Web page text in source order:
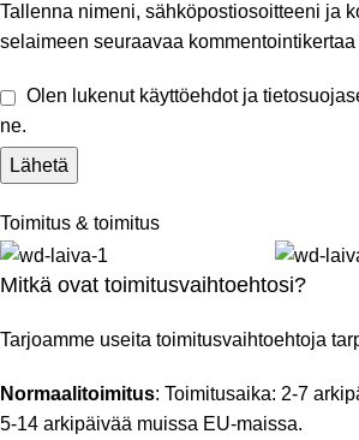
Tallenna nimeni, sähköpostiosoitteeni ja
selaimeen seuraavaa kommentointikertaa
Olen lukenut käyttöehdot ja
ne.
Toimitus & toimitus
Mitkä ovat toimitusvaihtoehtosi?
Tarjoamme useita toimitusvaihtoehtoja
Normaalitoimitus: Toimitusaika: 2-7
5-14 arkipäivää muissa EU-maissa.